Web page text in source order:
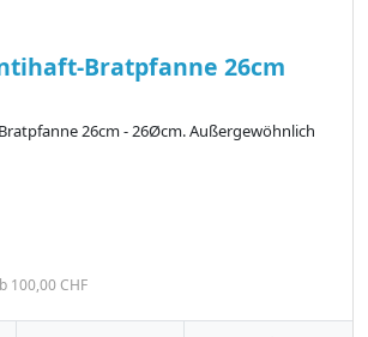
Bratpfanne 26cm
26cm - 26Øcm. Außergewöhnlich
100,00 CHF